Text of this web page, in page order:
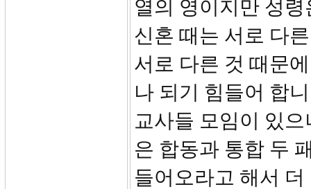
열의 영이지만 성
신혼 때는 서로 다
서로 다른 것 때문
나 되기 힘들어 합
교사들 모임이 있
은 합동과 통합 두
들어오라고 해서